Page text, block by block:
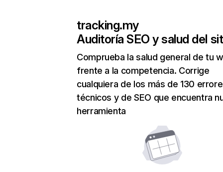
tracking.my
Auditoría SEO y salud del
Comprueba la salud general de tu
frente a la competencia. Corrige
cualquiera de los más de 130
técnicos y de SEO que encuentra
herramienta